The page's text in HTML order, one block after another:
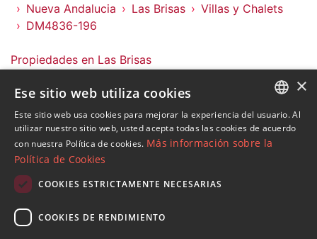
Nueva Andalucia
Las Brisas
Villas y Chalets
DM4836-196
Propiedades en Las Brisas
Propiedades en Marbella (Todo)
Villas y Chalets en Las Brisas
Suscribase a nuestro Newsletter
Reciba novedades sobre propiedades , actualidad y
estilo de vida de Marbella
ENGLISH
SPANISH
×
Ese sitio web utiliza cookies
Este sitio web usa cookies para mejorar la experiencia del usuario. Al
utilizar nuestro sitio web, usted acepta todas las cookies de acuerdo
con nuestra Política de cookies. Más información sobre la
Política de Cookies
COOKIES ESTRICTAMENTE NECESARIAS
COOKIES DE RENDIMIENTO